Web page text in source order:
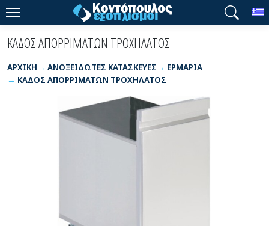
ΚΑΔΟΣ ΑΠΟΡΡΙΜΑΤΩΝ ΤΡΟΧΗΛΑΤΟΣ
ΑΡΧΙΚΉ ΑΝΟΞΕΙΔΩΤΕΣ ΚΑΤΑΣΚΕΥΕΣ
ΕΡΜΑΡΙΑ
ΚΑΔΟΣ ΑΠΟΡΡΙΜΑΤΩΝ ΤΡΟΧΗΛΑΤΟΣ